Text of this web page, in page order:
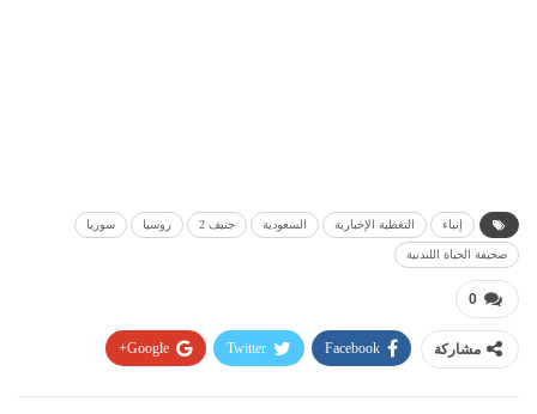
إنباء التغطية الإخبارية السعودية جنيف 2 روسيا سوريا
صحيفة الحياة اللندنية
0
مشاركة Facebook
Twitter
Google+